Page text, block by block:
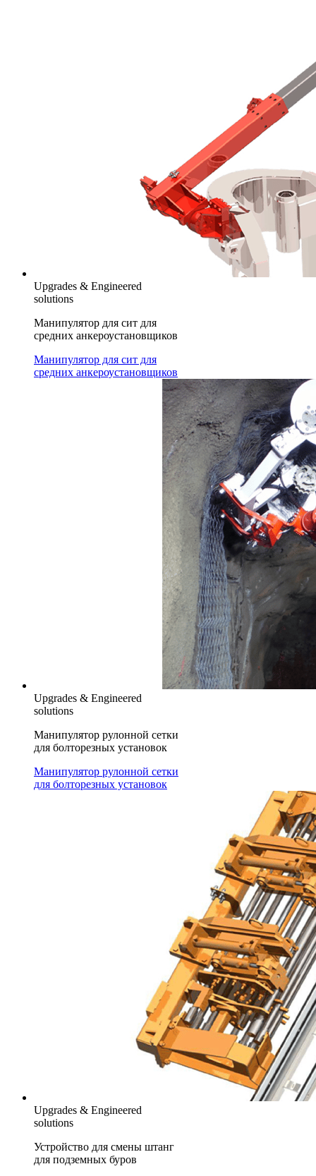
Upgrades & Engineered
solutions
Манипулятор для сит для
средних анкероустановщиков
Манипулятор для сит для
средних анкероустановщиков
Upgrades & Engineered
solutions
Манипулятор рулонной сетки
для болторезных установок
Манипулятор рулонной сетки
для болторезных установок
Upgrades & Engineered
solutions
Устройство для смены штанг
для подземных буров